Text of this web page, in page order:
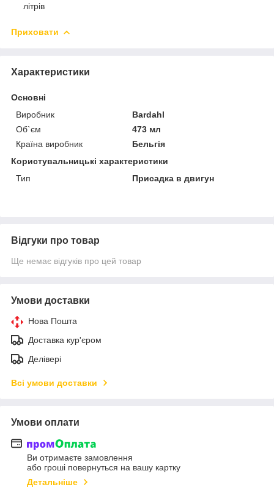
літрів
Приховати
Характеристики
Основні
Виробник
Bardahl
Об`єм
473 мл
Країна виробник
Бельгія
Користувальницькі характеристики
Тип
Присадка в двигун
Відгуки про товар
Ще немає відгуків про цей товар
Умови доставки
Нова Пошта
Доставка кур'єром
Делівері
Всі умови доставки
Умови оплати
Ви отримаєте замовлення
або гроші повернуться на вашу картку
Детальніше